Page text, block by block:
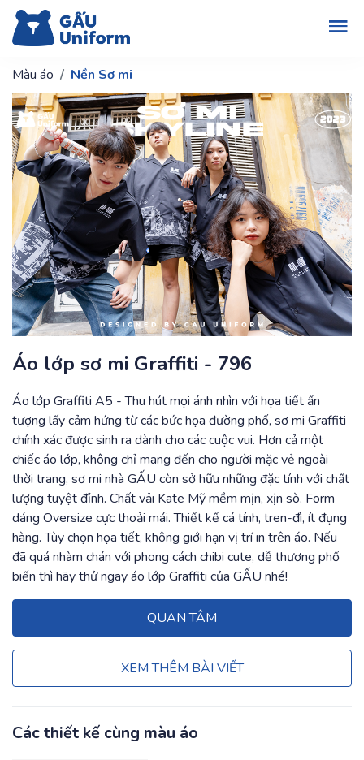
Màu áo Nền Sơ mi
Áo lớp sơ mi Graffiti - 796
Áo lớp Graffiti A5 - Thu hút mọi ánh nhìn với họa tiết ấn
tượng lấy cảm hứng từ các bức họa đường phố, sơ mi Graffiti
chính xác được sinh ra dành cho các cuộc vui. Hơn cả một
chiếc áo lớp, không chỉ mang đến cho người mặc vẻ ngoài
thời trang, sơ mi nhà GẤU còn sở hữu những đặc tính với chất
lượng tuyệt đỉnh. Chất vải Kate Mỹ mềm mịn, xịn sò. Form
dáng Oversize cực thoải mái. Thiết kế cá tính, tren-đì, ít đụng
hàng. Tùy chọn họa tiết, không giới hạn vị trí in trên áo. Nếu
đã quá nhàm chán với phong cách chibi cute, dễ thương phổ
biến thì hãy thử ngay áo lớp Graffiti của GẤU nhé!
QUAN TÂM
XEM THÊM BÀI VIẾT
Các thiết kế cùng màu áo